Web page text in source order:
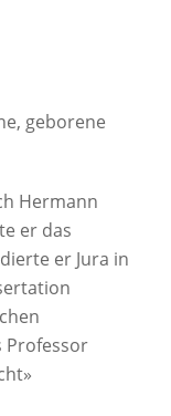
geborene
Hermann
er das
er Jura in
Professor